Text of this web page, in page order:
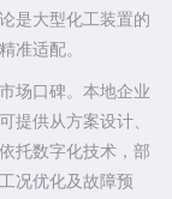
是大型化工装置的
准适配。
场口碑。本地企业
提供从方案设计、
托数字化技术，部
况优化及故障预